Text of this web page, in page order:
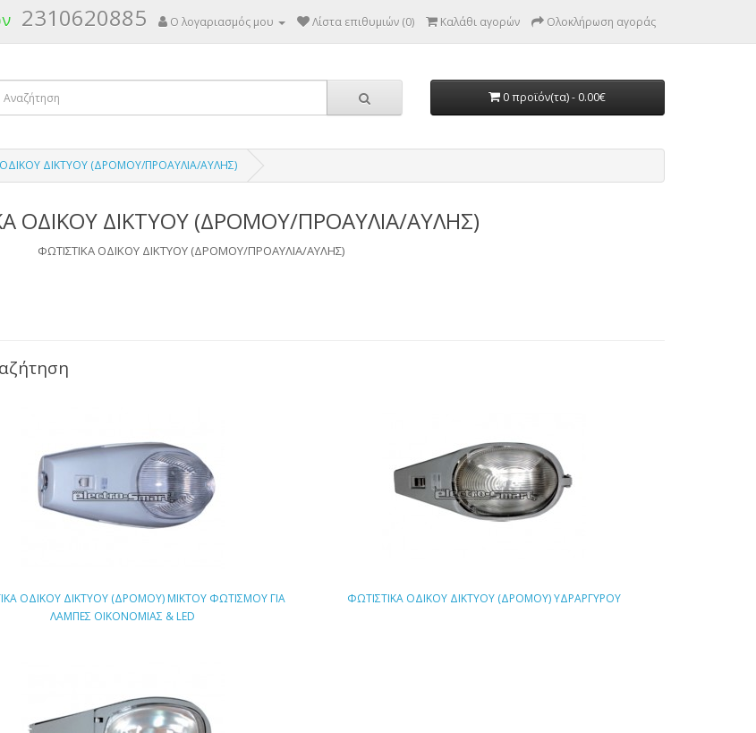
2310620885 Ο λογαριασμός μου Λίστα επιθυμιών (0) Καλάθι αγορών Ολοκλήρωση αγοράς
0 προϊόν(τα) - 0.00€
ΟΔΙΚΟΥ ΔIΚΤYΟΥ (ΔΡΟΜΟΥ/ΠΡΟΑΥΛΙΑ/ΑΥΛΗΣ)
ΟΔΙΚΟΥ ΔIΚΤYΟΥ (ΔΡΟΜΟΥ/ΠΡΟΑΥΛΙΑ/ΑΥΛΗΣ)
ΦΩΤΙΣΤΙΚΑ ΟΔΙΚΟΥ ΔIΚΤYΟΥ (ΔΡΟΜΟΥ/ΠΡΟΑΥΛΙΑ/ΑΥΛΗΣ)
ΟΔΙΚΟΥ ΔΙΚΤΥΟΥ (ΔΡΟΜΟΥ) ΜΙΚΤΟΥ ΦΩΤΙΣΜΟΥ ΓΙΑ
ΛΑΜΠΕΣ ΟΙΚΟΝΟΜΙΑΣ & LED
ΦΩΤΙΣΤΙΚΑ ΟΔΙΚΟΥ ΔΙΚΤΥΟΥ (ΔΡΟΜΟΥ) ΥΔΡΑΡΓΥΡΟΥ